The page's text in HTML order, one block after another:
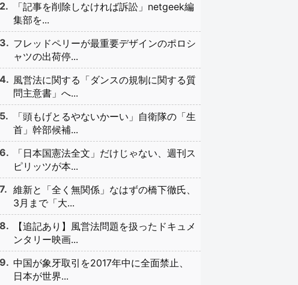
「記事を削除しなければ訴訟」netgeek編
集部を...
フレッドペリーが最重要デザインのポロシ
ャツの出荷停...
風営法に関する「ダンスの規制に関する質
問主意書」へ...
「頭もげとるやないかーい」自衛隊の「生
首」幹部候補...
「日本国憲法全文」だけじゃない、週刊ス
ピリッツが本...
維新と「全く無関係」なはずの橋下徹氏、
3月まで「大...
【追記あり】風営法問題を扱ったドキュメ
ンタリー映画...
中国が象牙取引を2017年中に全面禁止、
日本が世界...